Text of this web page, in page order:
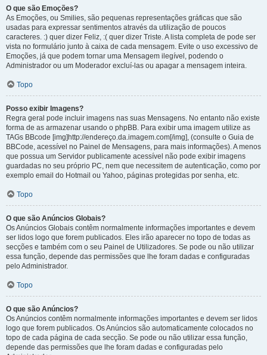
O que são Emoções?
As Emoções, ou Smilies, são pequenas representações gráficas que são
usadas para expressar sentimentos através da utilização de poucos
caracteres. :) quer dizer Feliz, :( quer dizer Triste. A lista completa de pode ser
vista no formulário junto à caixa de cada mensagem. Evite o uso excessivo de
Emoções, já que podem tornar uma Mensagem ilegível, podendo o
Administrador ou um Moderador excluí-las ou apagar a mensagem inteira.
Topo
Posso exibir Imagens?
Regra geral pode incluir imagens nas suas Mensagens. No entanto não existe
forma de as armazenar usando o phpBB. Para exibir uma imagem utilize as
TAGs BBcode [img]http://endereço.da.imagem.com[/img], (consulte o Guia de
BBCode, acessível no Painel de Mensagens, para mais informações). A menos
que possua um Servidor publicamente acessível não pode exibir imagens
guardadas no seu próprio PC, nem que necessitem de autenticação, como por
exemplo email do Hotmail ou Yahoo, páginas protegidas por senha, etc.
Topo
O que são Anúncios Globais?
Os Anúncios Globais contêm normalmente informações importantes e devem
ser lidos logo que forem publicados. Eles irão aparecer no topo de todas as
secções e também com o seu Painel de Utilizadores. Se pode ou não utilizar
essa função, depende das permissões que lhe foram dadas e configuradas
pelo Administrador.
Topo
O que são Anúncios?
Os Anúncios contêm normalmente informações importantes e devem ser lidos
logo que forem publicados. Os Anúncios são automaticamente colocados no
topo de cada página de cada secção. Se pode ou não utilizar essa função,
depende das permissões que lhe foram dadas e configuradas pelo